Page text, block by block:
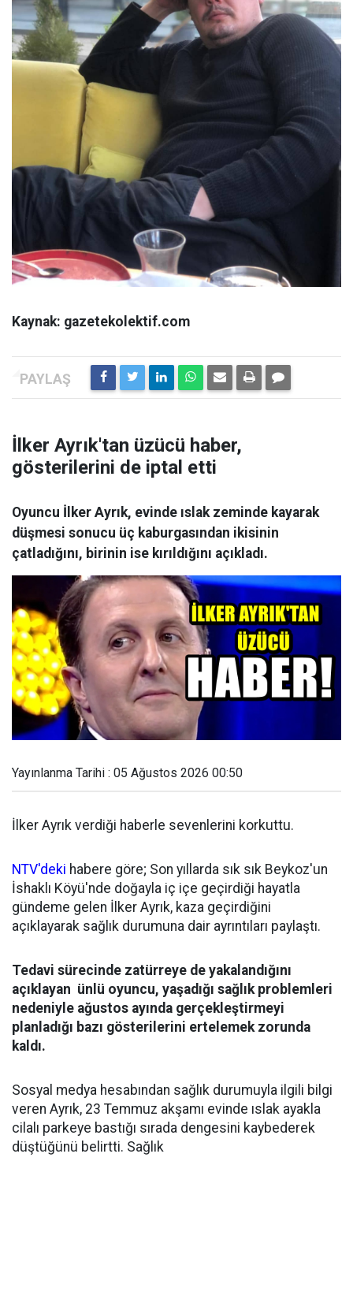
Kaynak: gazetekolektif.com
İlker Ayrık'tan üzücü haber,
gösterilerini de iptal etti
Oyuncu İlker Ayrık, evinde ıslak zeminde kayarak
düşmesi sonucu üç kaburgasından ikisinin
çatladığını, birinin ise kırıldığını açıkladı.
Yayınlanma Tarihi : 05 Ağustos 2026 00:50
İlker Ayrık verdiği haberle sevenlerini korkuttu.
NTV'deki habere göre; Son yıllarda sık sık Beykoz'un
İshaklı Köyü'nde doğayla iç içe geçirdiği hayatla
gündeme gelen İlker Ayrık, kaza geçirdiğini
açıklayarak sağlık durumuna dair ayrıntıları paylaştı.
Tedavi sürecinde zatürreye de yakalandığını
açıklayan ünlü oyuncu, yaşadığı sağlık problemleri
nedeniyle ağustos ayında gerçekleştirmeyi
planladığı bazı gösterilerini ertelemek zorunda
kaldı.
Sosyal medya hesabından sağlık durumuyla ilgili bilgi
veren Ayrık, 23 Temmuz akşamı evinde ıslak ayakla
cilalı parkeye bastığı sırada dengesini kaybederek
düştüğünü belirtti. Sağlık